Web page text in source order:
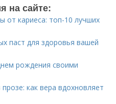
на сайте:
от кариеса: топ-10 лучших
паст для здоровья вашей
рождения своими
как вера вдохновляет